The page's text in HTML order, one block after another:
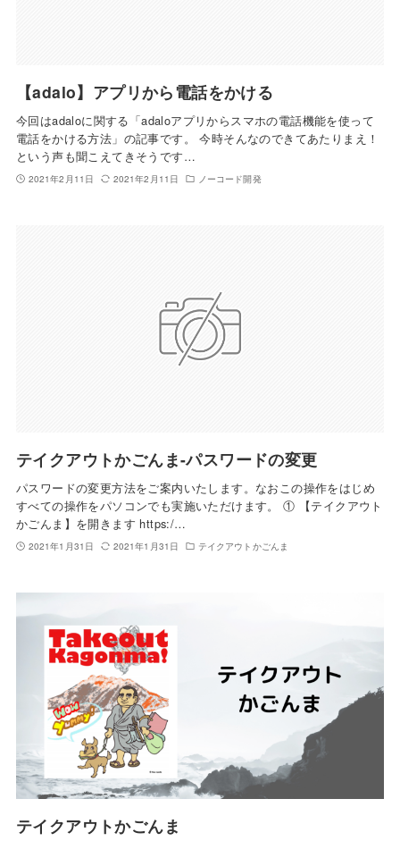
【adalo】アプリから電話をかける
今回はadaloに関する「adaloアプリからスマホの電話機能を使って
電話をかける方法」の記事です。 今時そんなのできてあたりまえ！
という声も聞こえてきそうです…
2021年2月11日 2021年2月11日 ノーコード開発
テイクアウトかごんま-パスワードの変更
パスワードの変更方法をご案内いたします。なおこの操作をはじめ
すべての操作をパソコンでも実施いただけます。 ① 【テイクアウト
かごんま】を開きます https:/…
2021年1月31日 2021年1月31日 テイクアウトかごんま
テイクアウトかごんま